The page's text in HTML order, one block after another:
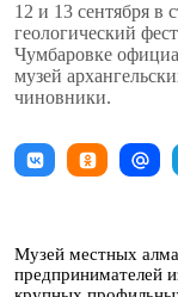
12 и 13 сентября в
геологический
Чумбаровке
музей
чиновники.
Музей местных
предпринимателей